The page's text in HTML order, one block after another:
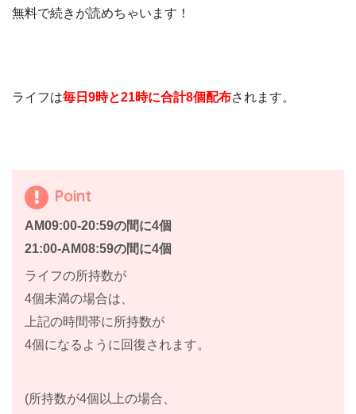
無料で続きが読めちゃいます！
ライフは毎日9時と21時に合計8個配布されます。
Point
AM09:00-20:59の間に4個
21:00-AM08:59の間に4個
ライフの所持数が
4個未満の場合は、
上記の時間帯に所持数が
4個になるように回復されます。
(所持数が4個以上の場合、